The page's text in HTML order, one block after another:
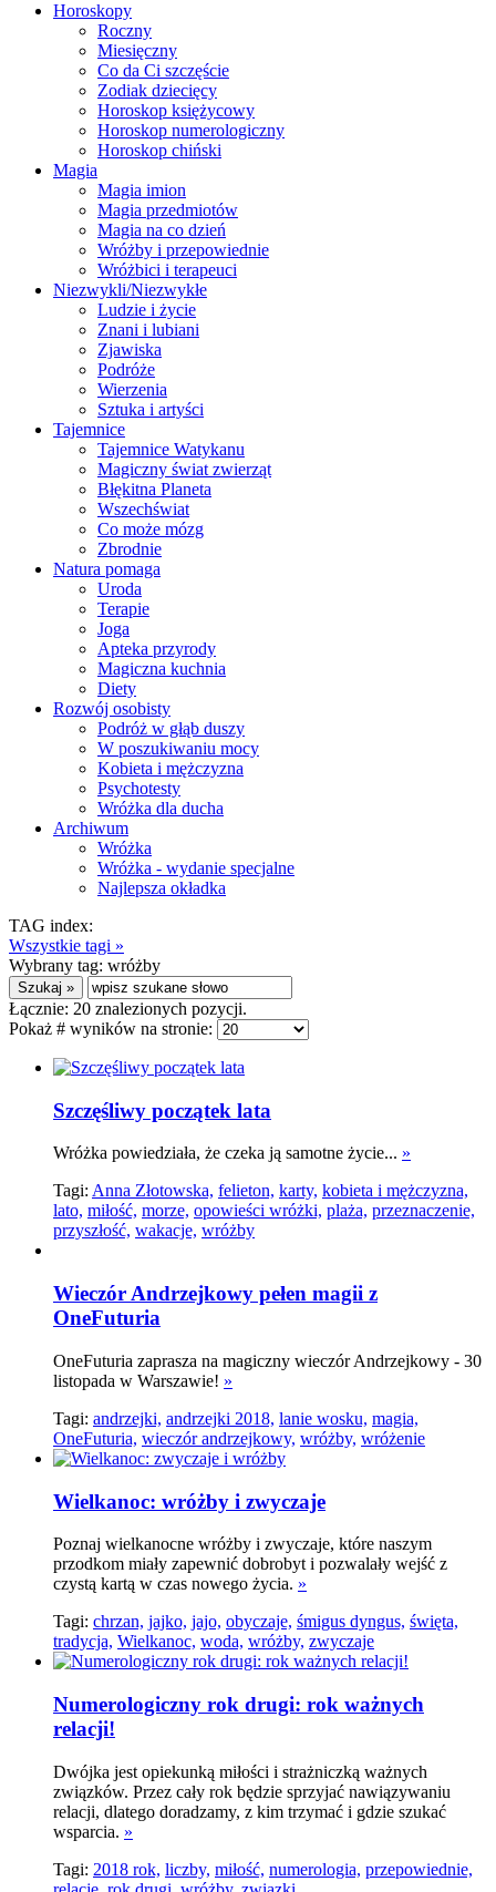
Horoskopy
Roczny
Miesięczny
Co da Ci szczęście
Zodiak dziecięcy
Horoskop księżycowy
Horoskop numerologiczny
Horoskop chiński
Magia
Magia imion
Magia przedmiotów
Magia na co dzień
Wróżby i przepowiednie
Wróżbici i terapeuci
Niezwykli/Niezwykłe
Ludzie i życie
Znani i lubiani
Zjawiska
Podróże
Wierzenia
Sztuka i artyści
Tajemnice
Tajemnice Watykanu
Magiczny świat zwierząt
Błękitna Planeta
Wszechświat
Co może mózg
Zbrodnie
Natura pomaga
Uroda
Terapie
Joga
Apteka przyrody
Magiczna kuchnia
Diety
Rozwój osobisty
Podróż w głąb duszy
W poszukiwaniu mocy
Kobieta i mężczyzna
Psychotesty
Wróżka dla ducha
Archiwum
Wróżka
Wróżka - wydanie specjalne
Najlepsza okładka
TAG index:
Wszystkie tagi »
Wybrany tag: wróżby
Łącznie: 20 znalezionych pozycji.
Pokaż # wyników na stronie:
Szczęśliwy początek lata
Wróżka powiedziała, że czeka ją samotne życie... »
Tagi: Anna Złotowska, felieton, karty, kobieta i mężczyzna,
lato, miłość, morze, opowieści wróżki, plaża, przeznaczenie,
przyszłość, wakacje, wróżby
Wieczór Andrzejkowy pełen magii z
OneFuturia
OneFuturia zaprasza na magiczny wieczór Andrzejkowy - 30
listopada w Warszawie! »
Tagi: andrzejki, andrzejki 2018, lanie wosku, magia,
OneFuturia, wieczór andrzejkowy, wróżby, wróżenie
Wielkanoc: wróżby i zwyczaje
Poznaj wielkanocne wróżby i zwyczaje, które naszym
przodkom miały zapewnić dobrobyt i pozwalały wejść z
czystą kartą w czas nowego życia. »
Tagi: chrzan, jajko, jajo, obyczaje, śmigus dyngus, święta,
tradycja, Wielkanoc, woda, wróżby, zwyczaje
Numerologiczny rok drugi: rok ważnych
relacji!
Dwójka jest opiekunką miłości i strażniczką ważnych
związków. Przez cały rok będzie sprzyjać nawiązywaniu
relacji, dlatego doradzamy, z kim trzymać i gdzie szukać
wsparcia. »
Tagi: 2018 rok, liczby, miłość, numerologia, przepowiednie,